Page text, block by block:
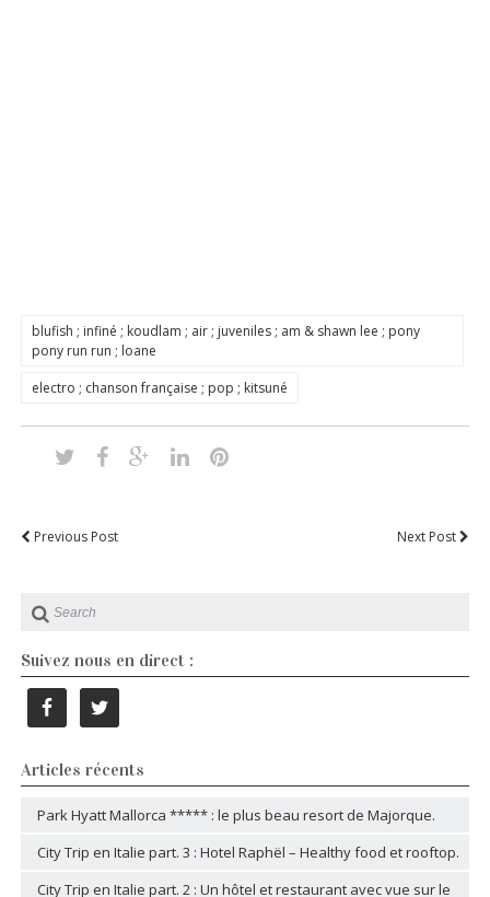
blufish ; infiné ; koudlam ; air ; juveniles ; am & shawn lee ; pony
pony run run ; loane
electro ; chanson française ; pop ; kitsuné
Previous Post Next Post
Suivez nous en direct :
Articles récents
Park Hyatt Mallorca ***** : le plus beau resort de Majorque.
City Trip en Italie part. 3 : Hotel Raphël – Healthy food et rooftop.
City Trip en Italie part. 2 : Un hôtel et restaurant avec vue sur le